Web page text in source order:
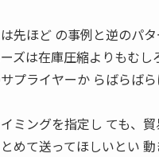
先ほど の事例と逆のパ
ズは在庫圧縮よりもむし
プライヤーか らばらば
ミングを指定し ても、
めて送ってほしいとい